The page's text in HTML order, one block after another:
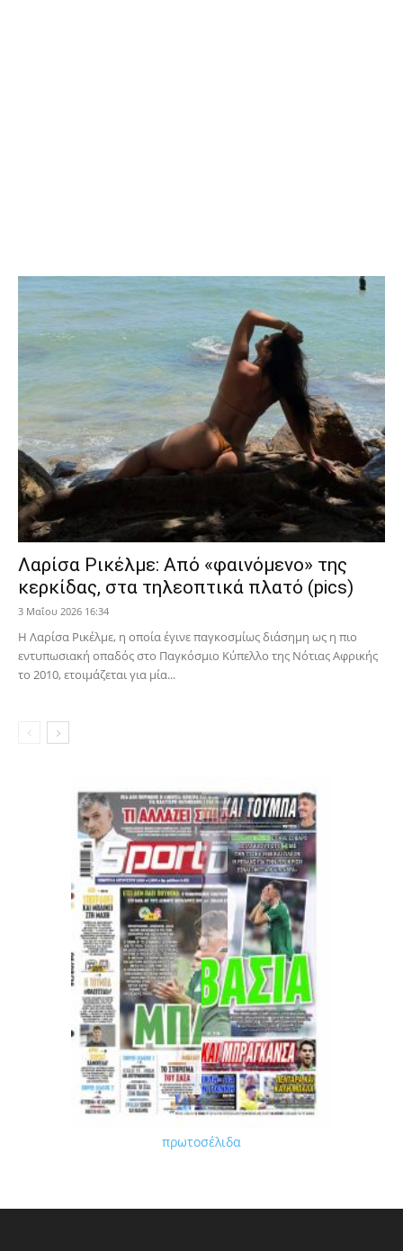
Λαρίσα Ρικέλμε: Από «φαινόμενο» της
κερκίδας, στα τηλεοπτικά πλατό (pics)
3 Μαΐου 2026 16:34
Η Λαρίσα Ρικέλμε, η οποία έγινε παγκοσμίως διάσημη ως η πιο
εντυπωσιακή οπαδός στο Παγκόσμιο Κύπελλο της Νότιας Αφρικής
το 2010, ετοιμάζεται για μία...
πρωτοσέλιδα